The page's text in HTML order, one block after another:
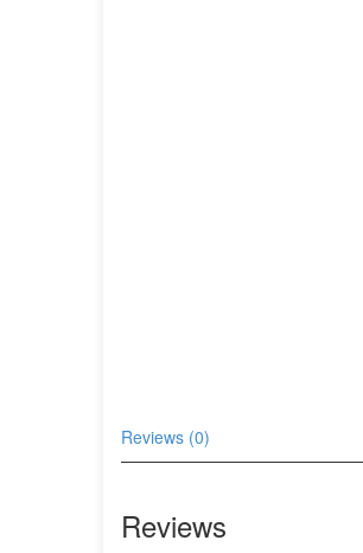
Reviews (0)
Reviews